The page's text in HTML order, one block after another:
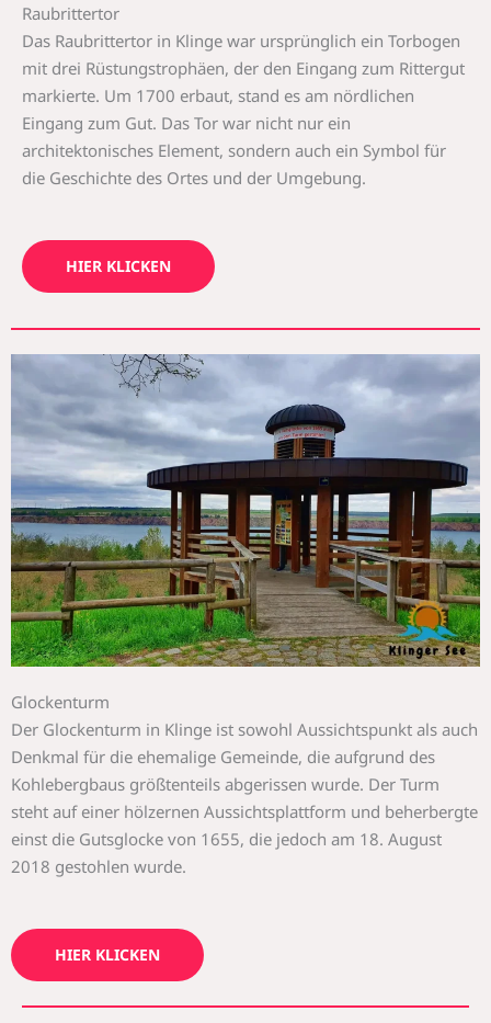
Raubrittertor
Das Raubrittertor in Klinge war ursprünglich ein Torbogen
mit drei Rüstungstrophäen, der den Eingang zum Rittergut
markierte. Um 1700 erbaut, stand es am nördlichen
Eingang zum Gut. Das Tor war nicht nur ein
architektonisches Element, sondern auch ein Symbol für
die Geschichte des Ortes und der Umgebung.
HIER KLICKEN
Glockenturm
Der Glockenturm in Klinge ist sowohl Aussichtspunkt als auch
Denkmal für die ehemalige Gemeinde, die aufgrund des
Kohlebergbaus größtenteils abgerissen wurde. Der Turm
steht auf einer hölzernen Aussichtsplattform und beherbergte
einst die Gutsglocke von 1655, die jedoch am 18. August
2018 gestohlen wurde.
HIER KLICKEN